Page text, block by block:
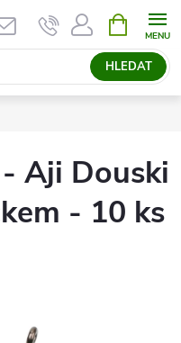
HLEDAT
NÁKUPNÍ
KOŠÍK
Aji Douski
- 10 ks